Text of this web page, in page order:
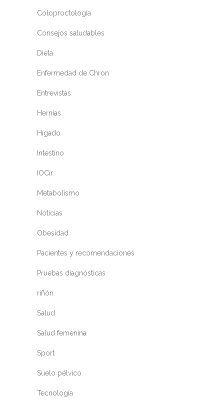
Coloproctología
Consejos saludables
Dieta
Enfermedad de Chron
Entrevistas
Hernias
Hígado
Intestino
IOCir
Metabolismo
Noticias
Obesidad
Pacientes y recomendaciones
Pruebas diagnósticas
riñón
Salud
Salud femenina
Sport
Suelo pélvico
Tecnología